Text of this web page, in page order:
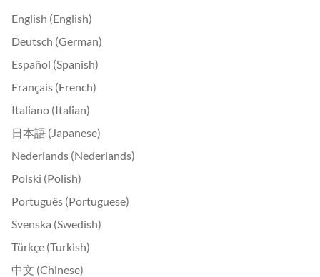
English (English)
Deutsch (German)
Español (Spanish)
Français (French)
Italiano (Italian)
日本語 (Japanese)
Nederlands (Nederlands)
Polski (Polish)
Português (Portuguese)
Svenska (Swedish)
Türkçe (Turkish)
中文 (Chinese)